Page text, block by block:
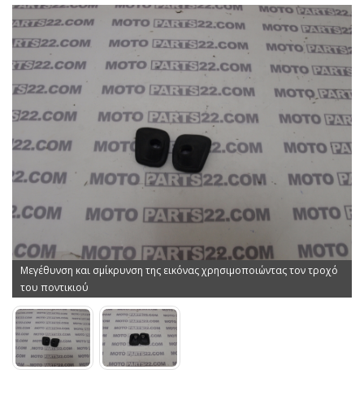
Μεγέθυνση και σμίκρυνση της εικόνας χρησιμοποιώντας τον τροχό
του ποντικιού